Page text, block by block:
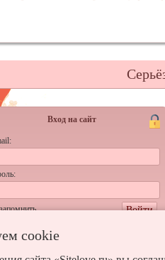
сookie
Вход на сайт
запомнить
Войти
Забыли пароль?